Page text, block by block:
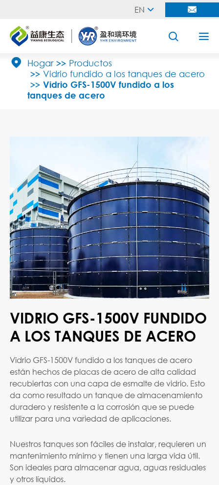
EN  
 
 Hogar
Productos
Vidrio fundido a los tanques de acero
Vidrio GFS-1500V fundido a los
tanques de acero
VIDRIO GFS-1500V FUNDIDO
A LOS TANQUES DE ACERO
Vidrio GFS-1500V fundido a los tanques de acero
están hechos de placas de acero de alta calidad
recubiertas con una capa de esmalte de vidrio. Esto
da como resultado un tanque de almacenamiento
duradero y resistente a la corrosión que se puede
utilizar para una variedad de aplicaciones.
Nuestros tanques son fáciles de instalar, requieren un
mantenimiento mínimo y tienen una larga vida útil.
Son ideales para almacenar agua, aguas residuales
y otros líquidos.